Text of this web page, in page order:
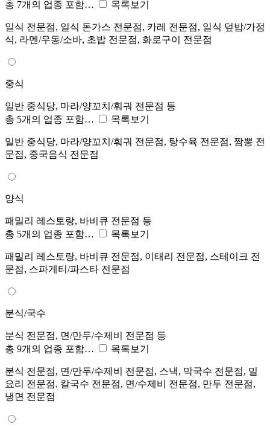
총 7개의 업종 포함… 목록보기
일식 전문점, 일식 돈가스 전문점, 카레 전문점, 일식 덮밥/가정
식, 라멘/우동/소바, 초밥 전문점, 화로구이 전문점
중식
일반 중식당, 마라/양꼬치/훠궈 전문점 등
총 5개의 업종 포함…
목록보기
일반 중식당, 마라/양꼬치/훠궈 전문점, 탕수육 전문점, 짬뽕 전
문점, 중국음식 전문점
양식
패밀리 레스토랑, 바비큐 전문점 등
총 5개의 업종 포함…
목록보기
패밀리 레스토랑, 바비큐 전문점, 이태리 전문점, 스테이크 전
문점, 스파게티/파스타 전문점
분식/국수
분식 전문점, 면/만두/수제비 전문점 등
총 9개의 업종 포함…
목록보기
분식 전문점, 면/만두/수제비 전문점, 스낵, 막국수 전문점, 밀
요리 전문점, 칼국수 전문점, 면/수제비 전문점, 만두 전문점,
냉면 전문점